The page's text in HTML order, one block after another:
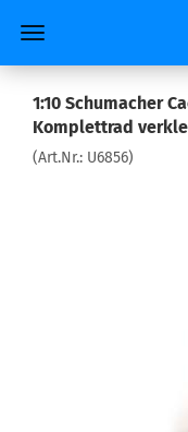
1:10 Schumacher
Komplettrad
(Art.Nr.: U6856)